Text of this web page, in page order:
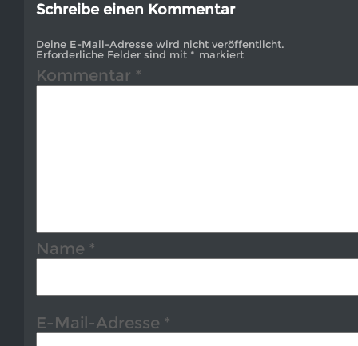
Schreibe einen Kommentar
Deine E-Mail-Adresse wird nicht veröffentlicht.
Erforderliche Felder sind mit * markiert
Kommentar *
Name *
E-Mail-Adresse *